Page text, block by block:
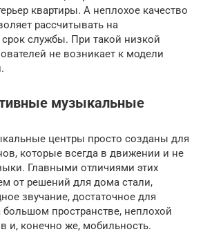
квартиры. А неплохое качество
рассчитывать на
службы. При такой низкой
не возникает к модели
музыкальные
центры просто созданы для
которые всегда в движении и не
Главными отличиями этих
от решений для дома стали,
звучание, достаточное для
пространстве, неплохой
и, конечно же, мобильность.